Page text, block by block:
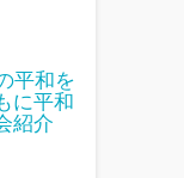
平和を
に平和
紹介